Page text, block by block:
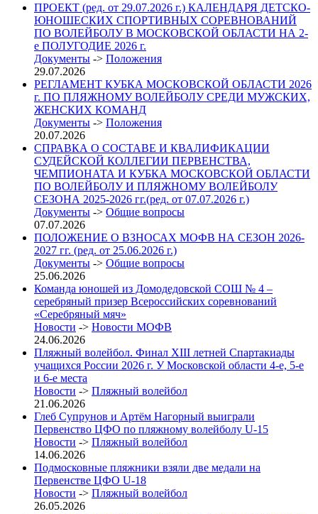
ПРОЕКТ (ред. от 29.07.2026 г.) КАЛЕНДАРЯ ДЕТСКО-
ЮНОШЕСКИХ СПОРТИВНЫХ СОРЕВНОВАНИЙ
ПО ВОЛЕЙБОЛУ В МОСКОВСКОЙ ОБЛАСТИ НА 2-
е ПОЛУГОДИЕ 2026 г.
Документы -> Положения
29.07.2026
РЕГЛАМЕНТ КУБКА МОСКОВСКОЙ ОБЛАСТИ 2026
г. ПО ПЛЯЖНОМУ ВОЛЕЙБОЛУ СРЕДИ МУЖСКИХ,
ЖЕНСКИХ КОМАНД
Документы -> Положения
20.07.2026
СПРАВКА О СОСТАВЕ И КВАЛИФИКАЦИИ
СУДЕЙСКОЙ КОЛЛЕГИИ ПЕРВЕНСТВА,
ЧЕМПИОНАТА И КУБКА МОСКОВСКОЙ ОБЛАСТИ
ПО ВОЛЕЙБОЛУ И ПЛЯЖНОМУ ВОЛЕЙБОЛУ
СЕЗОНА 2025-2026 гг.(ред. от 07.07.2026 г.)
Документы -> Общие вопросы
07.07.2026
ПОЛОЖЕНИЕ О ВЗНОСАХ МОФВ НА СЕЗОН 2026-
2027 гг. (ред. от 25.06.2026 г.)
Документы -> Общие вопросы
25.06.2026
Команда юношей из Домодедовской СОШ № 4 –
серебряный призер Всероссийских соревнований
«Серебряный мяч»
Новости -> Новости МОФВ
24.06.2026
Пляжный волейбол. Финал XIII летней Спартакиады
учащихся России 2026 г. У Московской области 4-е, 5-е
и 6-е места
Новости -> Пляжный волейбол
21.06.2026
Глеб Супрунов и Артём Нагорный выиграли
Первенство ЦФО по пляжному волейболу U-15
Новости -> Пляжный волейбол
14.06.2026
Подмосковные пляжники взяли две медали на
Первенстве ЦФО U-18
Новости -> Пляжный волейбол
26.05.2026